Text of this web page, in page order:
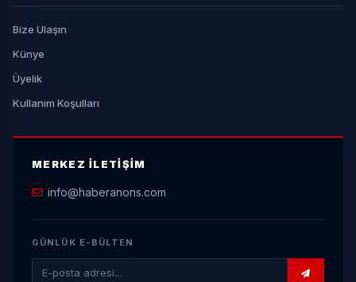
Bize Ulaşın
Künye
Üyelik
Kullanım Koşulları
MERKEZ İLETIŞIM
info@haberanons.com
GÜNLÜK E-BÜLTEN